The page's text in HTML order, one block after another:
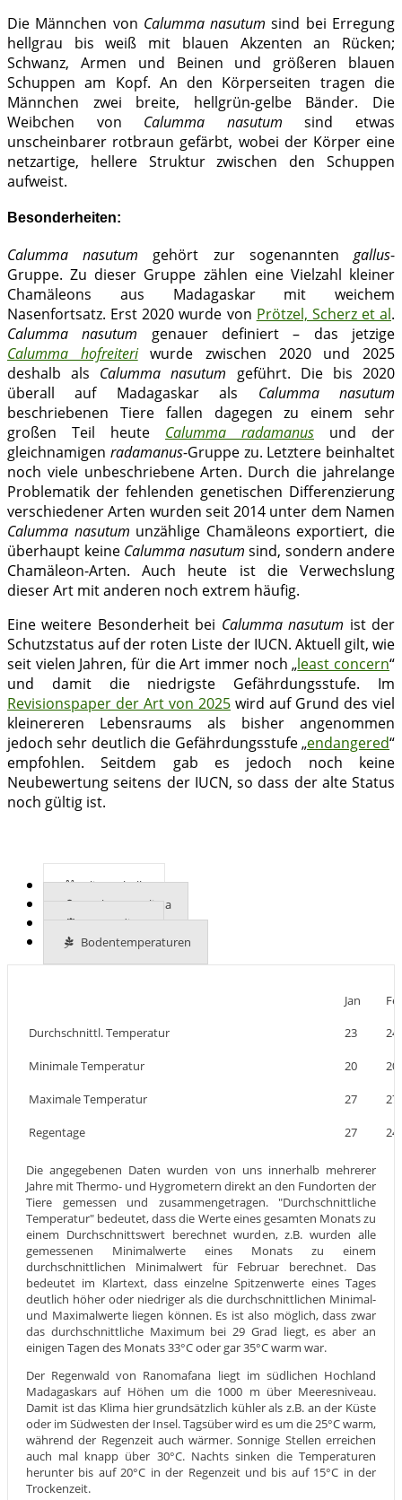
Die Männchen von Calumma nasutum sind bei Erregung
hellgrau bis weiß mit blauen Akzenten an Rücken;
Schwanz, Armen und Beinen und größeren blauen
Schuppen am Kopf. An den Körperseiten tragen die
Männchen zwei breite, hellgrün-gelbe Bänder. Die
Weibchen von Calumma nasutum sind etwas
unscheinbarer rotbraun gefärbt, wobei der Körper eine
netzartige, hellere Struktur zwischen den Schuppen
aufweist.
Besonderheiten:
Calumma nasutum gehört zur sogenanntengallus-
Gruppe. Zu dieser Gruppe zählen eine Vielzahl kleiner
Chamäleons aus Madagaskar mit weichem
Nasenfortsatz. Erst 2020 wurde von Prötzel, Scherz et al.
Calumma nasutum genauer definiert – das jetzige
Calumma hofreiteriwurde zwischen 2020 und 2025
deshalb als Calumma nasutum geführt. Die bis 2020
überall auf Madagaskar als Calumma nasutum
beschriebenen Tiere fallen dagegen zu einem sehr
großen Teil heute Calumma radamanus und der
gleichnamigen radamanus-Gruppe zu. Letztere beinhaltet
noch viele unbeschriebene Arten. Durch die jahrelange
Problematik der fehlenden genetischen Differenzierung
verschiedener Arten wurden seit 2014 unter dem Namen
Calumma nasutum unzählige Chamäleons exportiert, die
überhaupt keine Calumma nasutum sind, sondern andere
Chamäleon-Arten. Auch heute ist die Verwechslung
dieser Art mit anderen noch extrem häufig.
Eine weitere Besonderheit bei Calumma nasutum ist der
Schutzstatus auf der roten Liste der IUCN. Aktuell gilt, wie
seit vielen Jahren, für die Art immer noch „least concern“
und damit die niedrigste Gefährdungsstufe. Im
Revisionspaper der Art von 2025 wird auf Grund des viel
kleinereren Lebensraums als bisher angenommen
jedoch sehr deutlich die Gefährdungsstufe „endangered“
empfohlen. Seitdem gab es jedoch noch keine
Neubewertung seitens der IUCN, so dass der alte Status
noch gültig ist.
Klimatabelle
Mehr zum Klima
UVB-Indizes
Bodentemperaturen
Jan
Durchschnittl. Temperatur
23 24
Minimale Temperatur 20 20
Maximale Temperatur 27 27
Regentage 27 24
Die angegebenen Daten wurden von uns innerhalb mehrerer
Jahre mit Thermo- und Hygrometern direkt an den Fundorten der
Tiere gemessen und zusammengetragen. "Durchschnittliche
Temperatur" bedeutet, dass die Werte eines gesamten Monats zu
einem Durchschnittswert berechnet wurden, z.B. wurden alle
gemessenen Minimalwerte eines Monats zu einem
durchschnittlichen Minimalwert für Februar berechnet. Das
bedeutet im Klartext, dass einzelne Spitzenwerte eines Tages
deutlich höher oder niedriger als die durchschnittlichen Minimal-
und Maximalwerte liegen können. Es ist also möglich, dass zwar
das durchschnittliche Maximum bei 29 Grad liegt, es aber an
einigen Tagen des Monats 33°C oder gar 35°C warm war.
Der Regenwald von Ranomafana liegt im südlichen Hochland
Madagaskars auf Höhen um die 1000 m über Meeresniveau.
Damit ist das Klima hier grundsätzlich kühler als z.B. an der Küste
oder im Südwesten der Insel. Tagsüber wird es um die 25°C warm,
während der Regenzeit auch wärmer. Sonnige Stellen erreichen
auch mal knapp über 30°C. Nachts sinken die Temperaturen
herunter bis auf 20°C in der Regenzeit und bis auf 15°C in der
Trockenzeit.